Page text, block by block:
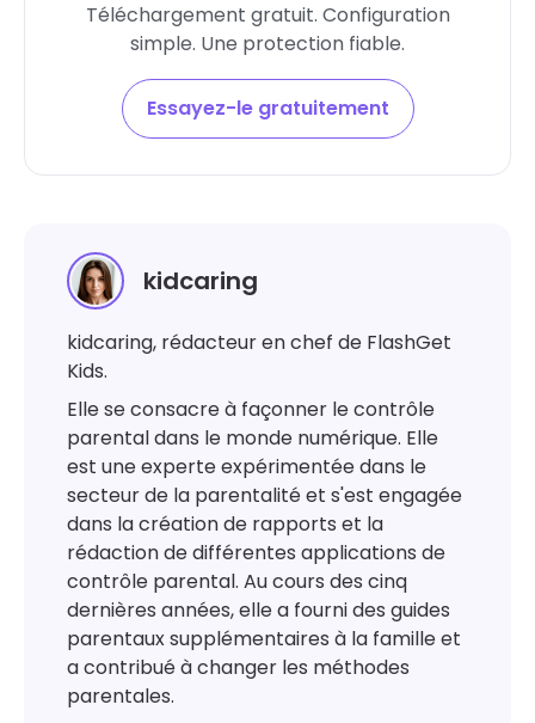
Téléchargement gratuit. Configuration
simple. Une protection fiable.
Essayez-le gratuitement
kidcaring
kidcaring, rédacteur en chef de FlashGet
Kids.
Elle se consacre à façonner le contrôle
parental dans le monde numérique. Elle
est une experte expérimentée dans le
secteur de la parentalité et s'est engagée
dans la création de rapports et la
rédaction de différentes applications de
contrôle parental. Au cours des cinq
dernières années, elle a fourni des guides
parentaux supplémentaires à la famille et
a contribué à changer les méthodes
parentales.